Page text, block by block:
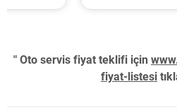
" Oto servis fiyat teklifi için
fiyat-listesi